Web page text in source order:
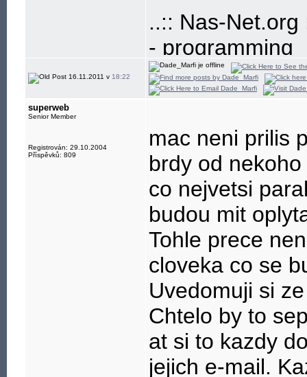
..:: Nas-Net.org
- programming
- build-up and
- development
- freenet,
16.11.2011 v 18:22
superweb
Senior Member
Registrován: 29.10.2004
Příspěvků: 809
mac neni prilis
brdy od
co nejvetsi
budou mit
Tohle prece
cloveka co se
Uvedomuji si
Chtelo by to
at si to kazdy
jejich e-mail.